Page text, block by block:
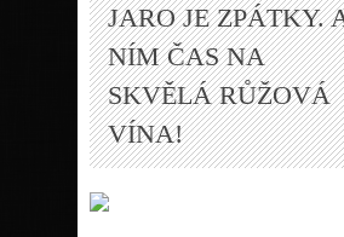
JARO JE ZPÁTKY.
NÍM ČAS NA
SKVĚLÁ RŮŽOVÁ
VÍNA!